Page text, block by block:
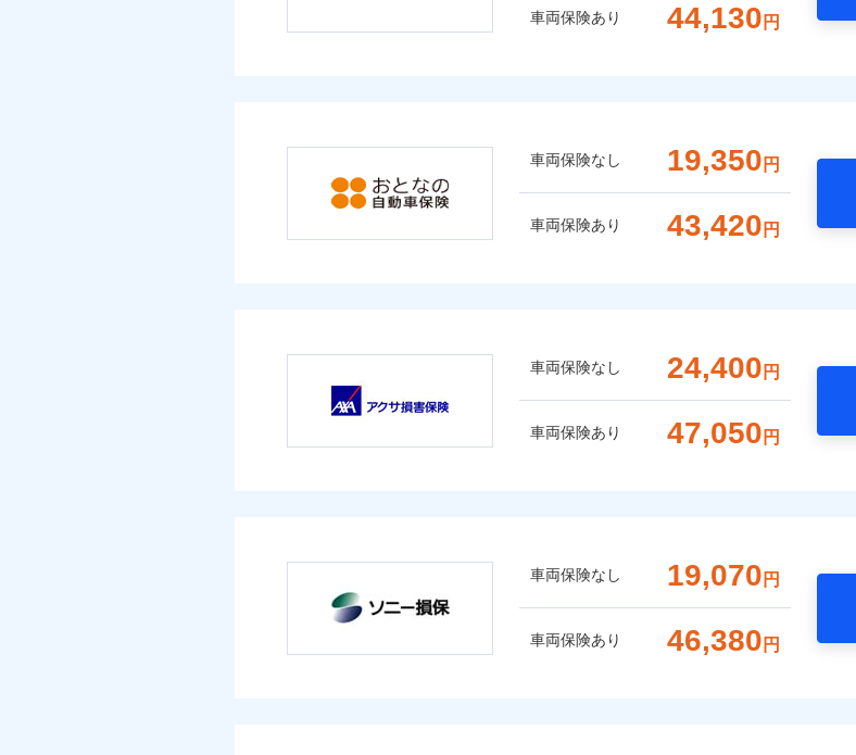
車両保険あり 44,130 円
車両保険なし 19,350 円
車両保険あり 43,420 円
車両保険なし 24,400 円
車両保険あり 47,050 円
車両保険なし 19,070 円
車両保険あり 46,380 円